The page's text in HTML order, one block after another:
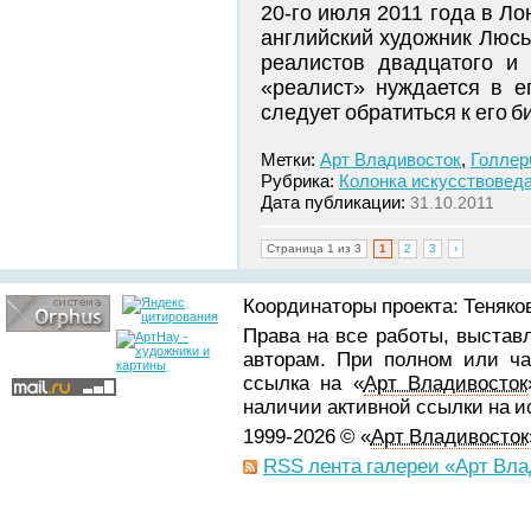
20-го июля 2011 года в
английский художник
реалистов двадцатого
«реалист» нуждается в
следует обратиться к его
Метки: Арт Владивосток,
Рубрика: Колонка
Дата публикации: 31.10.2011
Страница 1 из 3 1 2 3 ›
Координаторы проекта:
Права на все работы,
авторам. При полном или
ссылка на «Арт Владивосток
наличии активной ссылки на
1999-2026 © «Арт Владивосток
RSS лента галереи «Арт